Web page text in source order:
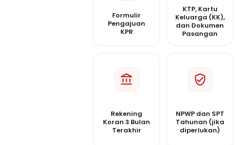
Formulir
Pengajuan
KPR
KTP, Kartu
Keluarga (KK),
dan Dokumen
Pasangan
Rekening
Koran 3 Bulan
Terakhir
NPWP dan SPT
Tahunan (jika
diperlukan)